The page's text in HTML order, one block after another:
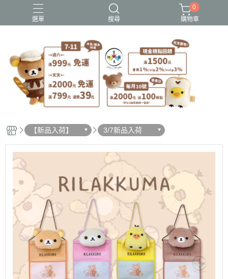
選單 搜尋
史努比歐拉夫 吉伊卡哇 憂傷馬戲團
拉拉熊
迪士尼-玩具總動員
0
購物車
【新品入荷】 3/7新品入荷